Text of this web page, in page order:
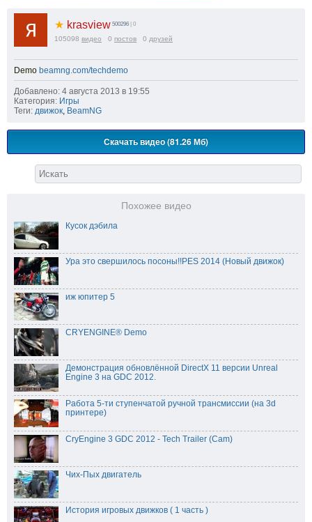
★ krasview 500296 | 0
105098 видео 0 постов 0 друзей
Demo beamng.com/techdemo
Добавлено: 4 августа 2013 в 19:55
Категория: Игры
Теги: движок, BeamNG
Скачать видео (81.26 Мб)
Похожее видео
Кусок дэбила
Ура это свершилось посоны!!PES 2014 (Новый движок)
иж юпитер 5
CRYENGINE® Demo
Демонстрация обновлённой DirectX 11 версии Unreal
Engine 3 на GDC 2012.
Работа 5-ти ступенчатой ручной трансмиссии (на 3d
принтере)
CryEngine 3 GDC 2012 - Tech Trailer (Cam)
Чих-Пых двигатель
История игровых движков ( 1 часть )